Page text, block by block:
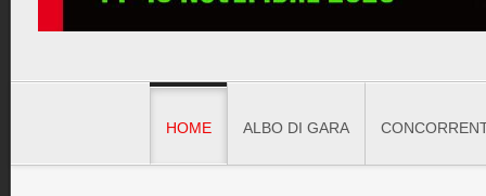
HOME ALBO DI GARA